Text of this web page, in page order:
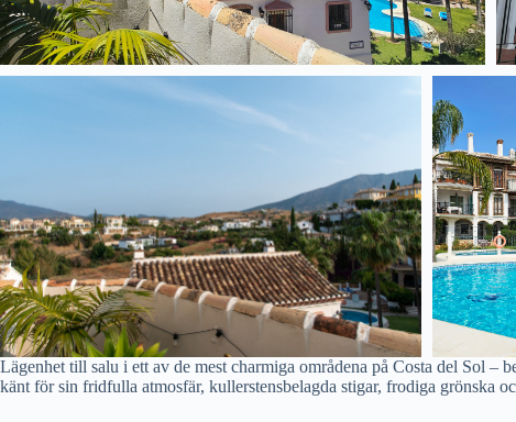
Lägenhet till salu i ett av de mest charmiga områdena på Costa del Sol
känt för sin fridfulla atmosfär, kullerstensbelagda stigar, frodiga grönska